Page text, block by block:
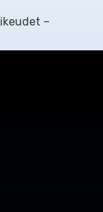
–